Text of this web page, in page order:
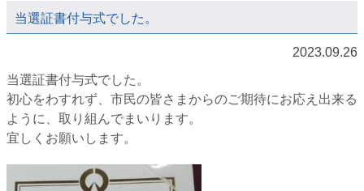
当選証書付与式でした。
2023.09.26
当選証書付与式でした。⁡⁡
初心をわすれず、⁡市民の皆さまからのご期待にお応え出来る
ように、取り組んでまいります。⁡
宜しくお願いします。